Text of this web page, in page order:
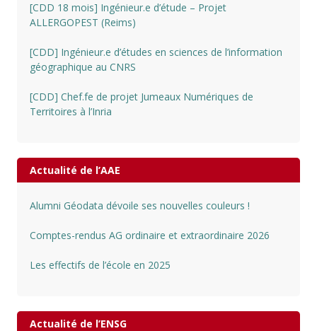
[CDD 18 mois] Ingénieur.e d’étude – Projet
ALLERGOPEST (Reims)
[CDD] Ingénieur.e d’études en sciences de l’information
géographique au CNRS
[CDD] Chef.fe de projet Jumeaux Numériques de
Territoires à l’Inria
Actualité de l’AAE
Alumni Géodata dévoile ses nouvelles couleurs !
Comptes-rendus AG ordinaire et extraordinaire 2026
Les effectifs de l’école en 2025
Actualité de l’ENSG